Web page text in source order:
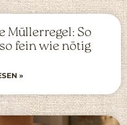
Müllerregel: So
fein wie nötig
»